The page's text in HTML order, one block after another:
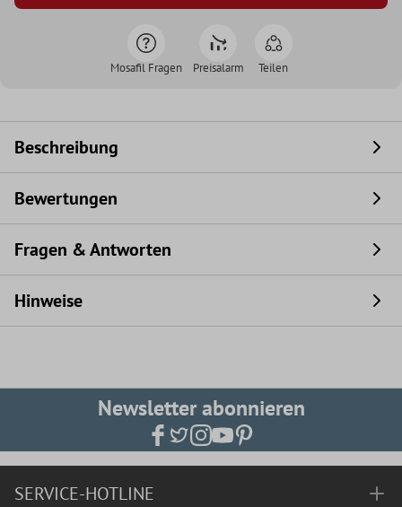
Mosafil Fragen Preisalarm Teilen
Beschreibung
Bewertungen
Fragen & Antworten
Hinweise
Newsletter abonnieren
SERVICE-HOTLINE